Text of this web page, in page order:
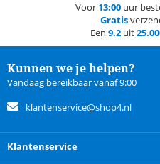
Voor 13:00uur
Gratis
Een 9.2 uit
Kunnen we je helpen?
Vandaag bereikbaar vanaf 9:00
klantenservice@shop4.nl
Klantenservice